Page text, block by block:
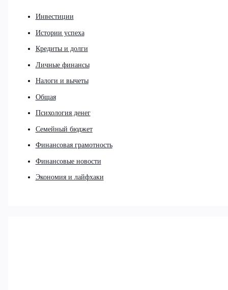
Инвестиции
Истории успеха
Кредиты и долги
Личные финансы
Налоги и вычеты
Общая
Психология денег
Семейный бюджет
Финансовая грамотность
Финансовые новости
Экономия и лайфхаки